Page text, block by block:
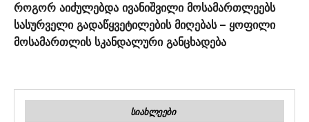
როგორ აიძულებდა ივანიშვილი მოსამართლეებს
სასურველი გადაწყვეტილების მიღებას – ყოფილი
მოსამართლის სკანდალური განცხადება
ᲡᲘᲐᲮᲚᲔᲔᲑᲘ